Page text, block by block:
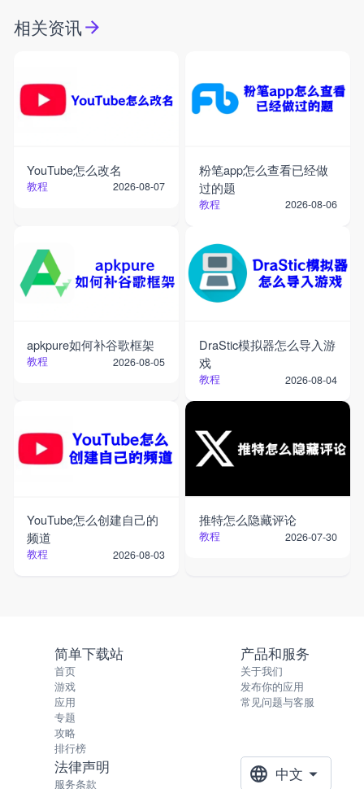
相关资讯
YouTube怎么改名
教程 2026-08-07
粉笔app怎么查看已经做
过的题
教程 2026-08-06
apkpure如何补谷歌框架
教程 2026-08-05
DraStic模拟器怎么导入游
戏
教程 2026-08-04
YouTube怎么创建自己的
频道
教程 2026-08-03
推特怎么隐藏评论
教程 2026-07-30
简单下载站
首页
游戏
应用
专题
攻略
排行榜
产品和服务
关于我们
发布你的应用
常见问题与客服
法律声明
服务条款
中文